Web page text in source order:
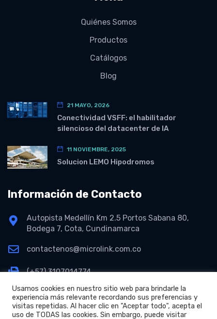
Quiénes Somos
Productos
Catálogos
Blog
21 MAYO, 2026
Conectividad VSFF: el habilitador
silencioso del datacenter de IA
11 NOVIEMBRE, 2025
Solucion LEMO Hipodromos
Información de Contacto
Autopista Medellín Km 2.5 Portos Sabana 80,
Bodega 7, Cota, Cundinamarca
contactenos@microlink.com.co
(+57) 3107014774
Usamos cookies en nuestro sitio web para brindarle la
experiencia más relevante recordando sus preferencias y
visitas repetidas. Al hacer clic en "Aceptar todo", acepta el
uso de TODAS las cookies. Sin embargo, puede visitar